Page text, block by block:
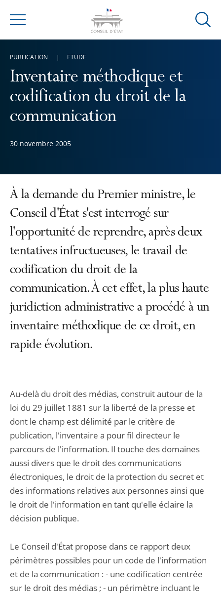
Menu
Ouvrir
Inventaire méthodique et
codification du droit de la
communication
30 novembre 2005
PUBLICATION ETUDE
À la demande du Premier ministre, le
Conseil d'État s'est interrogé sur
l'opportunité de reprendre, après deux
tentatives infructueuses, le travail de
codification du droit de la
communication. À cet effet, la plus haute
juridiction administrative a procédé à un
inventaire méthodique de ce droit, en
rapide évolution.
Au-delà du droit des médias, construit autour de la
loi du 29 juillet 1881 sur la liberté de la presse et
dont le champ est délimité par le critère de
publication, l'inventaire a pour fil directeur le
parcours de l'information. Il touche des domaines
aussi divers que le droit des communications
électroniques, le droit de la protection du secret et
des informations relatives aux personnes ainsi que
le droit de l'information en tant qu'elle éclaire la
décision publique.
Le Conseil d'État propose dans ce rapport deux
périmètres possibles pour un code de l'information
et de la communication : - une codification centrée
sur le droit des médias ; - un périmètre incluant le